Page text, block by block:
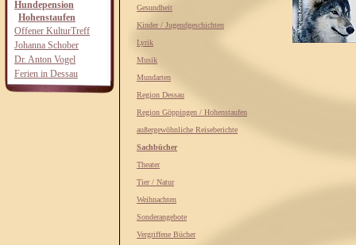
Hundepension
Hohenstaufen
Offener KulturTreff
Johanna Schober
Dr. Anton Vogel
Ferien in Dessau
Gesundheit
Kinder / Jugendgeschichten
Lyrik
Musik
Mundarten
Region Dessau
Region Göppingen / Hohenstaufen
außergewöhnliche Reiseberichte
Sachbücher
Theater
Tier / Natur
Weihnachten
Sonderangebote
Vergriffene Bücher